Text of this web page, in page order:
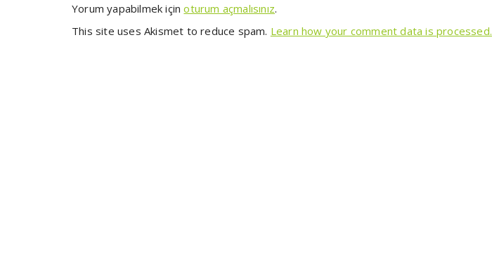
Yorum yapabilmek içinoturum açmalısınız.
This site uses Akismet to reduce spam. Learn how your comment data is processed.